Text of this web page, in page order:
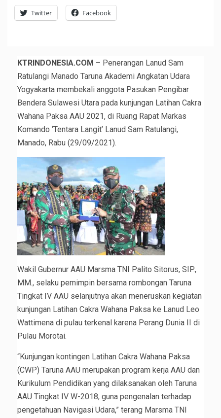
Twitter Facebook
KTRINDONESIA.COM – Penerangan Lanud Sam
Ratulangi Manado Taruna Akademi Angkatan Udara
Yogyakarta membekali anggota Pasukan Pengibar
Bendera Sulawesi Utara pada kunjungan Latihan Cakra
Wahana Paksa AAU 2021, di Ruang Rapat Markas
Komando ‘Tentara Langit’ Lanud Sam Ratulangi,
Manado, Rabu (29/09/2021).
Wakil Gubernur AAU Marsma TNI Palito Sitorus, SIP.,
MM., selaku pemimpin bersama rombongan Taruna
Tingkat IV AAU selanjutnya akan meneruskan kegiatan
kunjungan Latihan Cakra Wahana Paksa ke Lanud Leo
Wattimena di pulau terkenal karena Perang Dunia II di
Pulau Morotai.
“Kunjungan kontingen Latihan Cakra Wahana Paksa
(CWP) Taruna AAU merupakan program kerja AAU dan
Kurikulum Pendidikan yang dilaksanakan oleh Taruna
AAU Tingkat IV W-2018, guna pengenalan terhadap
pengetahuan Navigasi Udara,” terang Marsma TNI